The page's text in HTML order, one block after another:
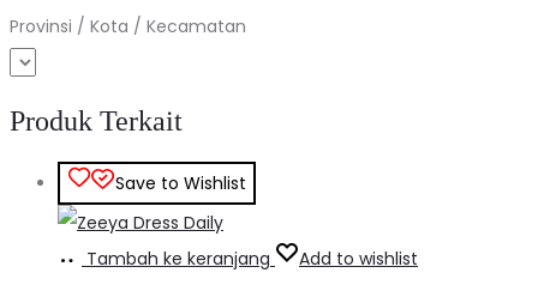
Provinsi / Kota / Kecamatan
Produk Terkait
Save to Wishlist
Tambah ke keranjang Add to wishlist